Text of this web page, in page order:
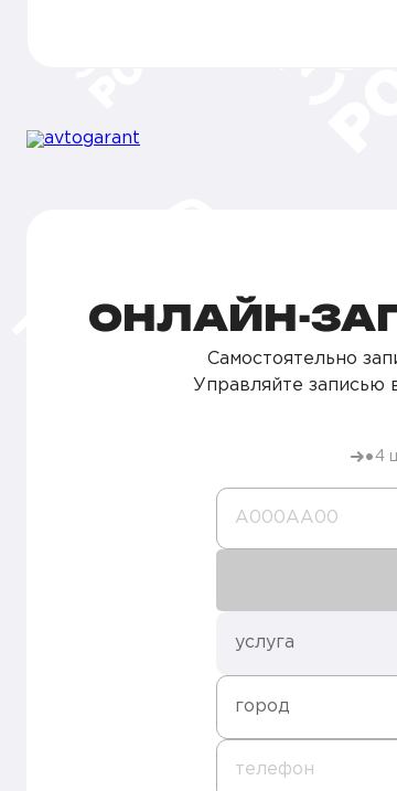
ОНЛАЙН-
Самостоятельно
Управляйте записью
4
А000AA00
услуга
город
телефон